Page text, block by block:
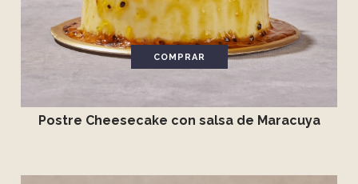
COMPRAR
Postre Cheesecake con salsa de Maracuya